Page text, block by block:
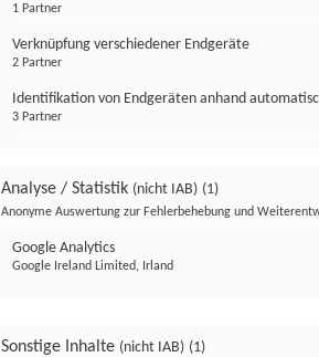
1 Partner
Verknüpfung verschiedener Endgeräte
2 Partner
Identifikation von Endgeräten anhand
3 Partner
Analyse / Statistik (nicht IAB) (1)
Anonyme Auswertung zur Fehlerbehebung und
Google Analytics
Google Ireland Limited, Irland
Sonstige Inhalte (nicht IAB) (1)